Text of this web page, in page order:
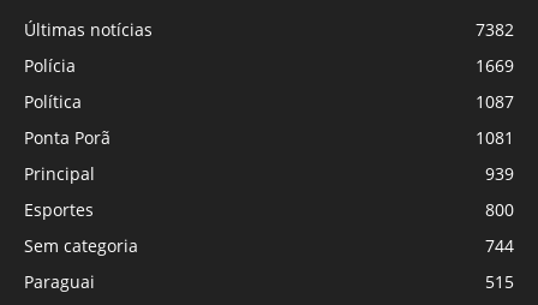
Últimas notícias
7382
Polícia
1669
Política
1087
Ponta Porã
1081
Principal
939
Esportes
800
Sem categoria
744
Paraguai
515